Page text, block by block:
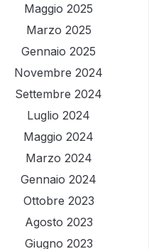
Maggio 2025
Marzo 2025
Gennaio 2025
Novembre 2024
Settembre 2024
Luglio 2024
Maggio 2024
Marzo 2024
Gennaio 2024
Ottobre 2023
Agosto 2023
Giugno 2023